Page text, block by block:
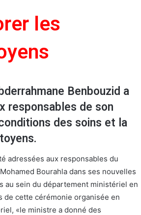
les
Benbouzid a
responsables de son
des soins et la
adressées aux responsables du
Bourahla dans ses nouvelles
au sein du département ministériel en
de cette cérémonie organisée en
«le ministre a donné des